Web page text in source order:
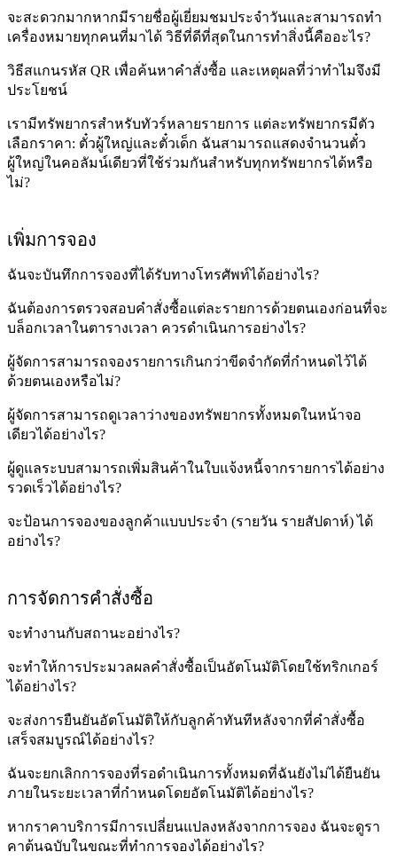
จะสะดวกมากหากมีรายชื่อผู้เยี่ยมชมประจำวันและสามารถทำ
เครื่องหมายทุกคนที่มาได้ วิธีที่ดีที่สุดในการทำสิ่งนี้คืออะไร?
วิธีสแกนรหัส QR เพื่อค้นหาคำสั่งซื้อ และเหตุผลที่ว่าทำไมจึงมี
ประโยชน์
เรามีทรัพยากรสำหรับทัวร์หลายรายการ แต่ละทรัพยากรมีตัว
เลือกราคา: ตั๋วผู้ใหญ่และตั๋วเด็ก ฉันสามารถแสดงจำนวนตั๋ว
ผู้ใหญ่ในคอลัมน์เดียวที่ใช้ร่วมกันสำหรับทุกทรัพยากรได้หรือ
ไม่?
เพิ่มการจอง
ฉันจะบันทึกการจองที่ได้รับทางโทรศัพท์ได้อย่างไร?
ฉันต้องการตรวจสอบคำสั่งซื้อแต่ละรายการด้วยตนเองก่อนที่จะ
บล็อกเวลาในตารางเวลา ควรดำเนินการอย่างไร?
ผู้จัดการสามารถจองรายการเกินกว่าขีดจำกัดที่กำหนดไว้ได้
ด้วยตนเองหรือไม่?
ผู้จัดการสามารถดูเวลาว่างของทรัพยากรทั้งหมดในหน้าจอ
เดียวได้อย่างไร?
ผู้ดูแลระบบสามารถเพิ่มสินค้าในใบแจ้งหนี้จากรายการได้อย่าง
รวดเร็วได้อย่างไร?
จะป้อนการจองของลูกค้าแบบประจำ (รายวัน รายสัปดาห์) ได้
อย่างไร?
การจัดการคำสั่งซื้อ
จะทำงานกับสถานะอย่างไร?
จะทำให้การประมวลผลคำสั่งซื้อเป็นอัตโนมัติโดยใช้ทริกเกอร์
ได้อย่างไร?
จะส่งการยืนยันอัตโนมัติให้กับลูกค้าทันทีหลังจากที่คำสั่งซื้อ
เสร็จสมบูรณ์ได้อย่างไร?
ฉันจะยกเลิกการจองที่รอดำเนินการทั้งหมดที่ฉันยังไม่ได้ยืนยัน
ภายในระยะเวลาที่กำหนดโดยอัตโนมัติได้อย่างไร?
หากราคาบริการมีการเปลี่ยนแปลงหลังจากการจอง ฉันจะดูรา
คาต้นฉบับในขณะที่ทำการจองได้อย่างไร?